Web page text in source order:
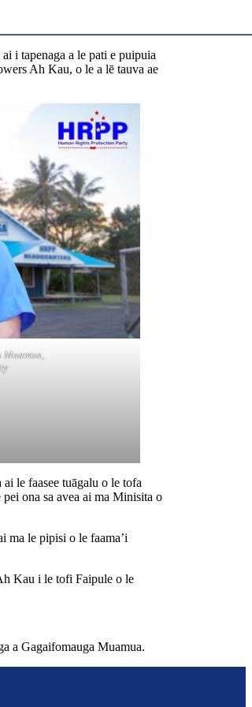
i tapenaga a le pati e puipuia
Ah Kau, o le a lē tauva ae
Muamua,
le faasee tuāgalu o le tofa
ona sa avea ai ma Minisita o
ma le pipisi o le faama’i
Kau i le tofi Faipule o le
a Gagaifomauga Muamua.